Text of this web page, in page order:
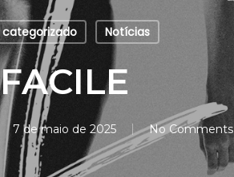
categorizado Notícias
FACILE
7 de maio de 2025 No Comments